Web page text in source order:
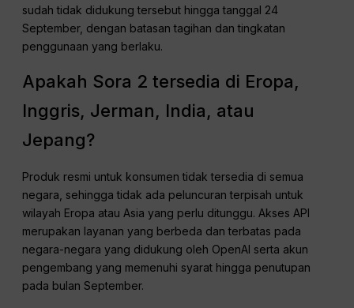
sudah tidak didukung tersebut hingga tanggal 24
September, dengan batasan tagihan dan tingkatan
penggunaan yang berlaku.
Apakah Sora 2 tersedia di Eropa,
Inggris, Jerman, India, atau
Jepang?
Produk resmi untuk konsumen tidak tersedia di semua
negara, sehingga tidak ada peluncuran terpisah untuk
wilayah Eropa atau Asia yang perlu ditunggu. Akses API
merupakan layanan yang berbeda dan terbatas pada
negara-negara yang didukung oleh OpenAI serta akun
pengembang yang memenuhi syarat hingga penutupan
pada bulan September.